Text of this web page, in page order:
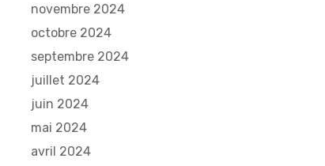
novembre 2024
octobre 2024
septembre 2024
juillet 2024
juin 2024
mai 2024
avril 2024